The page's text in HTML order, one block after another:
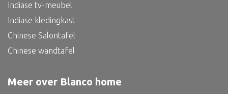
Indiase tv-meubel
Indiase kledingkast
Chinese Salontafel
Chinese wandtafel
Meer over Blanco home